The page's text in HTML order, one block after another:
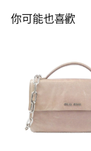
你可能也喜歡